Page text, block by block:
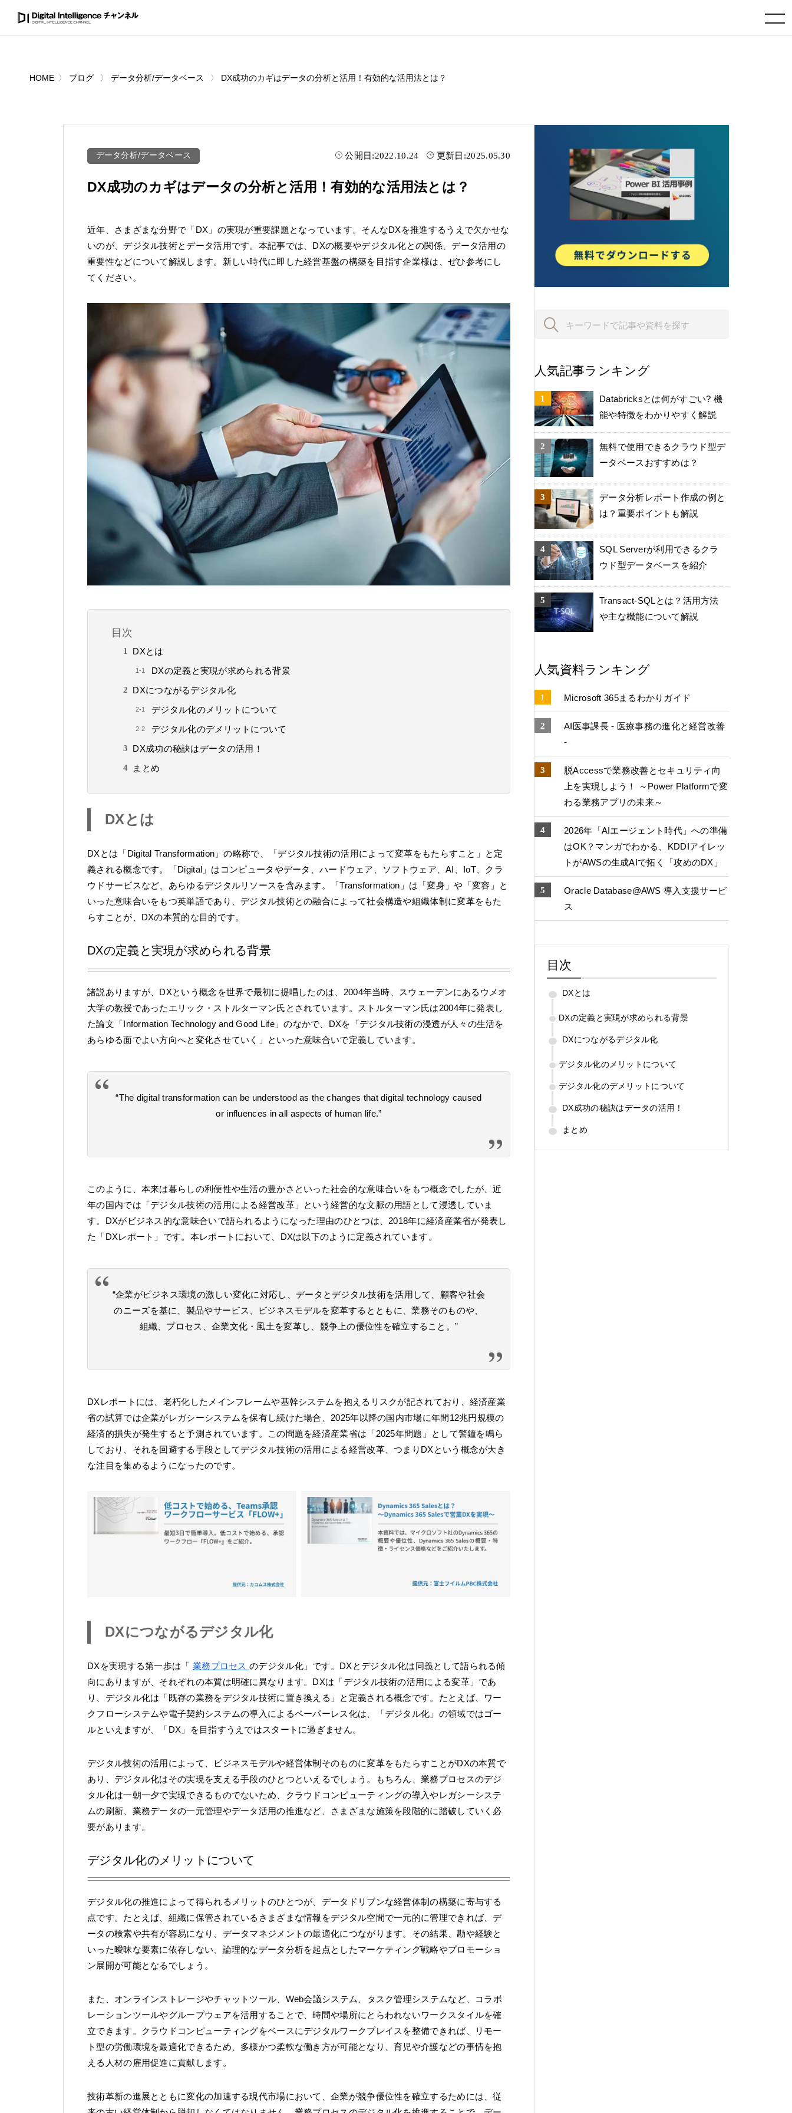
toggle navigation
HOME ブログ データ分析/データベース DX成功のカギはデータの分析と活用！有効的な活用法とは？
データ分析/データベース 公開日:2022.10.24 更新日:2025.05.30
DX成功のカギはデータの分析と活用！有効的な活用法とは？
近年、さまざまな分野で「DX」の実現が重要課題となっています。そんなDXを推進するうえで欠かせな
いのが、デジタル技術とデータ活用です。本記事では、DXの概要やデジタル化との関係、データ活用の
重要性などについて解説します。新しい時代に即した経営基盤の構築を目指す企業様は、ぜひ参考にし
てください。
目次
DXとは
DXの定義と実現が求められる背景
DXにつながるデジタル化
デジタル化のメリットについて
デジタル化のデメリットについて
DX成功の秘訣はデータの活用！
まとめ
DXとは
DXとは「Digital Transformation」の略称で、「デジタル技術の活用によって変革をもたらすこと」と定
義される概念です。「Digital」はコンピュータやデータ、ハードウェア、ソフトウェア、AI、IoT、クラ
ウドサービスなど、あらゆるデジタルリソースを含みます。「Transformation」は「変身」や「変容」と
いった意味合いをもつ英単語であり、デジタル技術との融合によって社会構造や組織体制に変革をもた
らすことが、DXの本質的な目的です。
DXの定義と実現が求められる背景
諸説ありますが、DXという概念を世界で最初に提唱したのは、2004年当時、スウェーデンにあるウメオ
大学の教授であったエリック・ストルターマン氏とされています。ストルターマン氏は2004年に発表し
た論文「Information Technology and Good Life」のなかで、DXを「デジタル技術の浸透が人々の生活を
あらゆる面でよい方向へと変化させていく」といった意味合いで定義しています。
“The digital transformation can be understood as the changes that digital technology caused
or influences in all aspects of human life.”
このように、本来は暮らしの利便性や生活の豊かさといった社会的な意味合いをもつ概念でしたが、近
年の国内では「デジタル技術の活用による経営改革」という経営的な文脈の用語として浸透していま
す。DXがビジネス的な意味合いで語られるようになった理由のひとつは、2018年に経済産業省が発表し
た「DXレポート」です。本レポートにおいて、DXは以下のように定義されています。
“企業がビジネス環境の激しい変化に対応し、データとデジタル技術を活用して、顧客や社会
のニーズを基に、製品やサービス、ビジネスモデルを変革するとともに、業務そのものや、
組織、プロセス、企業文化・風土を変革し、競争上の優位性を確立すること。”
DXレポートには、老朽化したメインフレームや基幹システムを抱えるリスクが記されており、経済産業
省の試算では企業がレガシーシステムを保有し続けた場合、2025年以降の国内市場に年間12兆円規模の
経済的損失が発生すると予測されています。この問題を経済産業省は「2025年問題」として警鐘を鳴ら
しており、それを回避する手段としてデジタル技術の活用による経営改革、つまりDXという概念が大き
な注目を集めるようになったのです。
DXにつながるデジタル化
DXを実現する第一歩は「 業務プロセスのデジタル化」です。DXとデジタル化は同義として語られる傾
向にありますが、それぞれの本質は明確に異なります。DXは「デジタル技術の活用による変革」であ
り、デジタル化は「既存の業務をデジタル技術に置き換える」と定義される概念です。たとえば、ワー
クフローシステムや電子契約システムの導入によるペーパーレス化は、「デジタル化」の領域ではゴー
ルといえますが、「DX」を目指すうえではスタートに過ぎません。
デジタル技術の活用によって、ビジネスモデルや経営体制そのものに変革をもたらすことがDXの本質で
あり、デジタル化はその実現を支える手段のひとつといえるでしょう。もちろん、業務プロセスのデジ
タル化は一朝一夕で実現できるものでないため、クラウドコンピューティングの導入やレガシーシステ
ムの刷新、業務データの一元管理やデータ活用の推進など、さまざまな施策を段階的に踏破していく必
要があります。
デジタル化のメリットについて
デジタル化の推進によって得られるメリットのひとつが、データドリブンな経営体制の構築に寄与する
点です。たとえば、組織に保管されているさまざまな情報をデジタル空間で一元的に管理できれば、デ
ータの検索や共有が容易になり、データマネジメントの最適化につながります。その結果、勘や経験と
いった曖昧な要素に依存しない、論理的なデータ分析を起点としたマーケティング戦略やプロモーショ
ン展開が可能となるでしょう。
また、オンラインストレージやチャットツール、Web会議システム、タスク管理システムなど、コラボ
レーションツールやグループウェアを活用することで、時間や場所にとらわれないワークスタイルを確
立できます。クラウドコンピューティングをベースにデジタルワークプレイスを整備できれば、リモー
ト型の労働環境を最適化できるため、多様かつ柔軟な働き方が可能となり、育児や介護などの事情を抱
える人材の雇用促進に貢献します。
技術革新の進展とともに変化の加速する現代市場において、企業が競争優位性を確立するためには、従
人気記事ランキング
Databricksとは何がすごい? 機
能や特徴をわかりやすく解説
無料で使用できるクラウド型デ
ータベースおすすめは？
データ分析レポート作成の例と
は？重要ポイントも解説
SQL Serverが利用できるクラ
ウド型データベースを紹介
Transact-SQLとは？活用方法
や主な機能について解説
人気資料ランキング
Microsoft 365まるわかりガイド
AI医事課長 - 医療事務の進化と経営改善
-
脱Accessで業務改善とセキュリティ向
上を実現しよう！ ～Power Platformで変
わる業務アプリの未来～
2026年「AIエージェント時代」への準備
はOK？マンガでわかる、KDDIアイレッ
トがAWSの生成AIで拓く「攻めのDX」
Oracle Database@AWS 導入支援サービ
ス
目次
DXとは
DXの定義と実現が求められる背景
DXにつながるデジタル化
デジタル化のメリットについて
デジタル化のデメリットについて
DX成功の秘訣はデータの活用！
まとめ